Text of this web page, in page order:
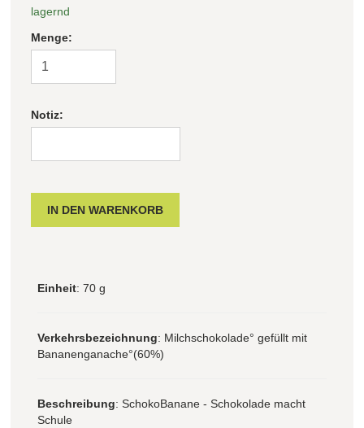
Filter zurücksetzen
lagernd
Menge:
Notiz:
Einheit: 70 g
Verkehrsbezeichnung: Milchschokolade° gefüllt mit
Bananenganache°(60%)
Beschreibung: SchokoBanane - Schokolade macht
Schule